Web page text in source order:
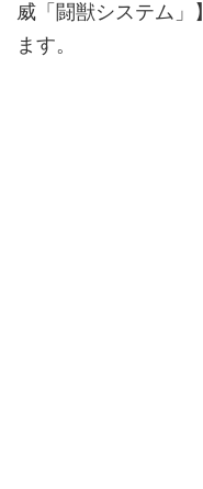
威「闘獣システム
ます。